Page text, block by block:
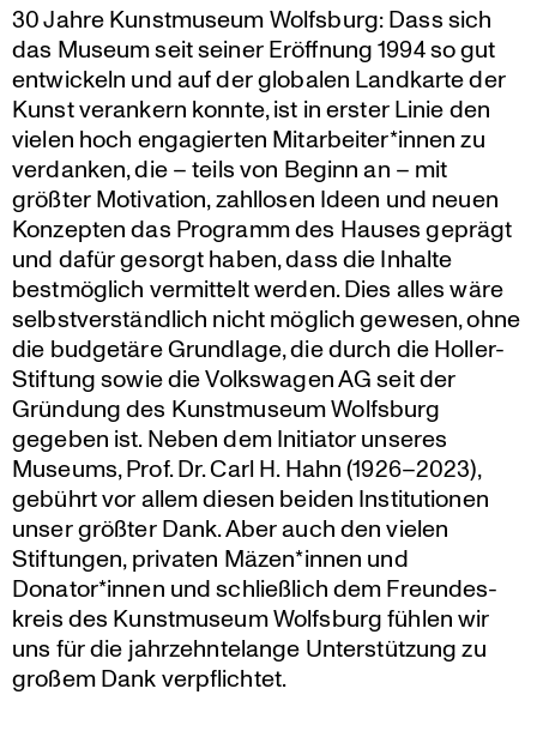
30 Jahre Kunst­mu­seum Wolfsburg: Dass sich
das Museum seit seiner Eröffnung 1994 so gut
entwi­ckeln und auf der globalen Landkarte der
Kunst verankern konnte, ist in erster Linie den
vielen hoch engagierten Mitarbeiter*innen zu
verdanken, die – teils von Beginn an – mit
größter Motiva­tion, zahllosen Ideen und neuen
Konzepten das Programm des Hauses geprägt
und dafür gesorgt haben, dass die Inhalte
bestmög­lich vermit­telt werden. Dies alles wäre
selbst­ver­ständ­lich nicht möglich gewesen, ohne
die budgetäre Grundlage, die durch die Holler-
Stiftung sowie die Volks­wagen AG seit der
Gründung des Kunst­mu­seum Wolfsburg
gegeben ist. Neben dem Initiator unseres
Museums, Prof. Dr. Carl H. Hahn (1926–2023),
gebührt vor allem diesen beiden Insti­tu­tionen
unser größter Dank. Aber auch den vielen
Stiftungen, privaten Mäzen*innen und
Donator*innen und schließ­lich dem Freun­des­
kreis des Kunst­mu­seum Wolfsburg fühlen wir
uns für die jahrzehn­te­lange Unter­stüt­zung zu
großem Dank verpflichtet.